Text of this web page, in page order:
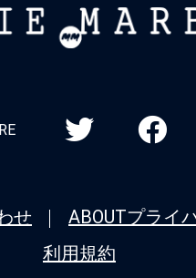
せ ABOUTプライ
利用規約